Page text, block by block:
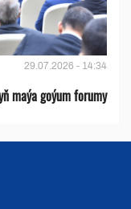
29.07.2026 - 14:34
maýa goýum forumy